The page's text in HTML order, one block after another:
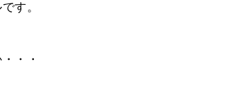
す。
・・